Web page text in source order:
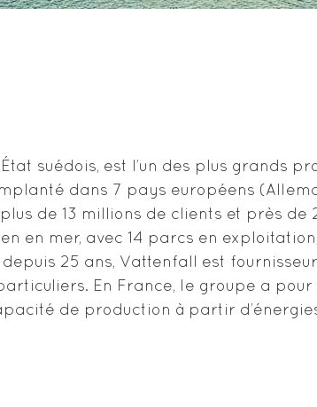
suédois, est l’un des plus grands
dans 7 pays européens
de 13 millions de clients et près
en mer, avec 14 parcs en
25 ans, Vattenfall est
En France, le groupe a
de production à partir